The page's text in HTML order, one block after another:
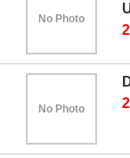
No Photo
No Photo